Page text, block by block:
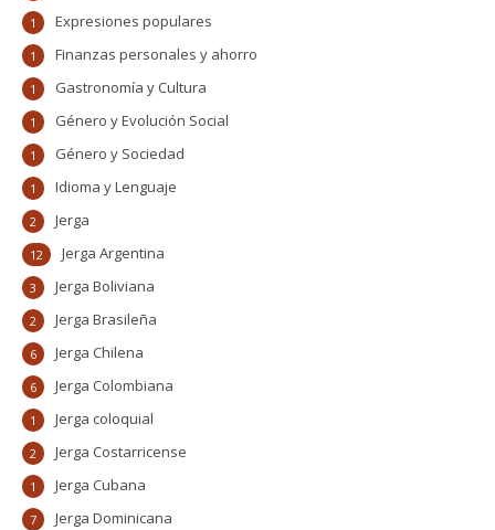
Expresiones populares
1
Finanzas personales y ahorro
1
Gastronomía y Cultura
1
Género y Evolución Social
1
Género y Sociedad
1
Idioma y Lenguaje
1
Jerga
2
Jerga Argentina
12
Jerga Boliviana
3
Jerga Brasileña
2
Jerga Chilena
6
Jerga Colombiana
6
Jerga coloquial
1
Jerga Costarricense
2
Jerga Cubana
1
Jerga Dominicana
7